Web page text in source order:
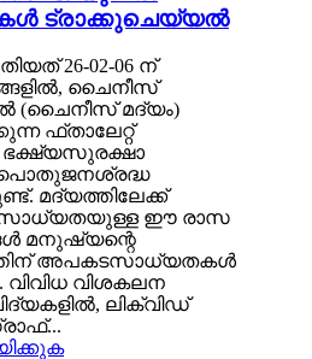
ട്രാക്കുചെയ്യൽ​
26-02-06 ന്
ചൈനീസ്
(ചൈനീസ് മദ്യം)
ഫ്താലേറ്റ്
ഭക്ഷ്യസുരക്ഷാ
പൊതുജനശ്രദ്ധ
മദ്യത്തിലേക്ക്
സാധ്യതയുള്ള ഈ രാസ
മനുഷ്യന്റെ
അപകടസാധ്യതകൾ
വിശകലന
ലിക്വിഡ്